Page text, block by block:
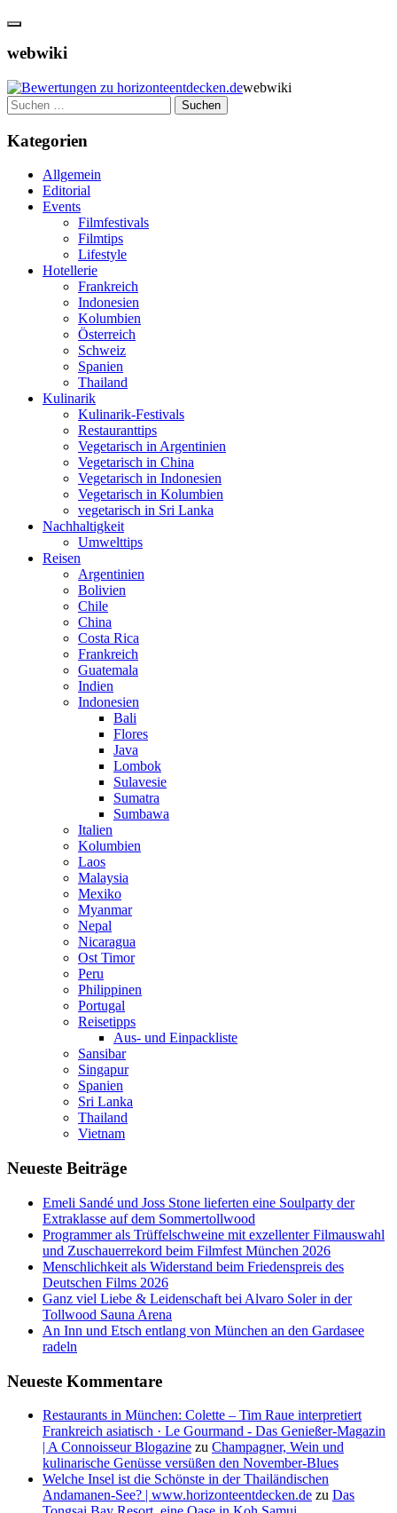
webwiki
webwiki
Suchen
nach:
Kategorien
Allgemein
Editorial
Events
Filmfestivals
Filmtips
Lifestyle
Hotellerie
Frankreich
Indonesien
Kolumbien
Österreich
Schweiz
Spanien
Thailand
Kulinarik
Kulinarik-Festivals
Restauranttips
Vegetarisch in Argentinien
Vegetarisch in China
Vegetarisch in Indonesien
Vegetarisch in Kolumbien
vegetarisch in Sri Lanka
Nachhaltigkeit
Umwelttips
Reisen
Argentinien
Bolivien
Chile
China
Costa Rica
Frankreich
Guatemala
Indien
Indonesien
Bali
Flores
Java
Lombok
Sulavesie
Sumatra
Sumbawa
Italien
Kolumbien
Laos
Malaysia
Mexiko
Myanmar
Nepal
Nicaragua
Ost Timor
Peru
Philippinen
Portugal
Reisetipps
Aus- und Einpackliste
Sansibar
Singapur
Spanien
Sri Lanka
Thailand
Vietnam
Neueste Beiträge
Emeli Sandé und Joss Stone lieferten eine Soulparty der
Extraklasse auf dem Sommertollwood
Programmer als Trüffelschweine mit exzellenter Filmauswahl
und Zuschauerrekord beim Filmfest München 2026
Menschlichkeit als Widerstand beim Friedenspreis des
Deutschen Films 2026
Ganz viel Liebe & Leidenschaft bei Alvaro Soler in der
Tollwood Sauna Arena
An Inn und Etsch entlang von München an den Gardasee
radeln
Neueste Kommentare
Restaurants in München: Colette – Tim Raue interpretiert
Frankreich asiatisch · Le Gourmand - Das Genießer-Magazin
| A Connoisseur Blogazine zu Champagner, Wein und
kulinarische Genüsse versüßen den November-Blues
Welche Insel ist die Schönste in der Thailändischen
Andamanen-See? | www.horizonteentdecken.de zu Das